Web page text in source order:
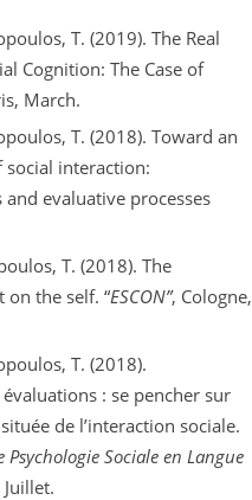
T. (2019). The Real
Cognition: The Case of
March.
T. (2018). Toward an
interaction:
evaluative processes
T. (2018). The
on the self. “ESCON”, Cologne,
T. (2018).
: se pencher sur
de l’interaction sociale.
Sociale en Langue